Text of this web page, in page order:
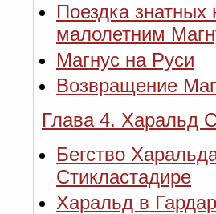
Поездка
малолетним
Магнус на Руси
Возвращение
Глава 4. Харальд
Бегство
Стикластадире
Харальд в